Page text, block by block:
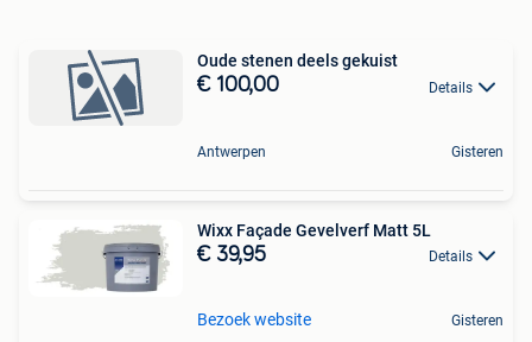
Oude stenen deels gekuist
€ 100,00 Details
Antwerpen Gisteren
Wixx Façade Gevelverf Matt 5L
€ 39,95 Details
Bezoek website Gisteren